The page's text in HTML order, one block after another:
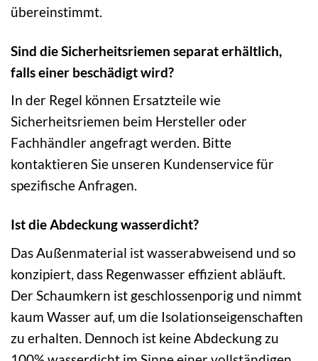
übereinstimmt.
Sind die Sicherheitsriemen separat erhältlich,
falls einer beschädigt wird?
In der Regel können Ersatzteile wie
Sicherheitsriemen beim Hersteller oder
Fachhändler angefragt werden. Bitte
kontaktieren Sie unseren Kundenservice für
spezifische Anfragen.
Ist die Abdeckung wasserdicht?
Das Außenmaterial ist wasserabweisend und so
konzipiert, dass Regenwasser effizient abläuft.
Der Schaumkern ist geschlossenporig und nimmt
kaum Wasser auf, um die Isolationseigenschaften
zu erhalten. Dennoch ist keine Abdeckung zu